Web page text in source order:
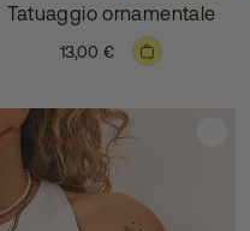
Tatuaggio ornamentale
13,00 €